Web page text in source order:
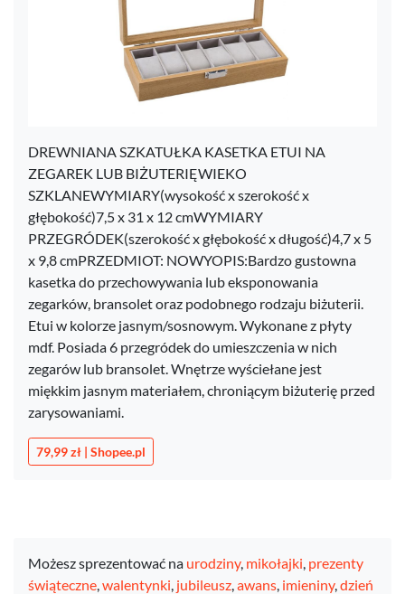
DREWNIANA SZKATUŁKA KASETKA ETUI NA
ZEGAREK LUB BIŻUTERIĘWIEKO
SZKLANEWYMIARY(wysokość x szerokość x
głębokość)7,5 x 31 x 12 cmWYMIARY
PRZEGRÓDEK(szerokość x głębokość x długość)4,7 x 5
x 9,8 cmPRZEDMIOT: NOWYOPIS:Bardzo gustowna
kasetka do przechowywania lub eksponowania
zegarków, bransolet oraz podobnego rodzaju biżuterii.
Etui w kolorze jasnym/sosnowym. Wykonane z płyty
mdf. Posiada 6 przegródek do umieszczenia w nich
zegarów lub bransolet. Wnętrze wyściełane jest
miękkim jasnym materiałem, chroniącym biżuterię przed
zarysowaniami.
79,99 zł | Shopee.pl
Możesz sprezentować na urodziny, mikołajki, prezenty
świąteczne,walentynki, jubileusz,awans, imieniny,dzień